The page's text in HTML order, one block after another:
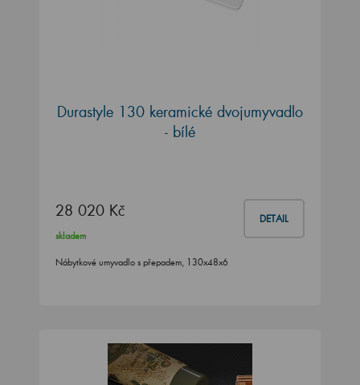
Durastyle 130 keramické dvojumyvadlo
- bílé
28 020 Kč DETAIL
skladem
Nábytkové umyvadlo s přepadem, 130x48x6